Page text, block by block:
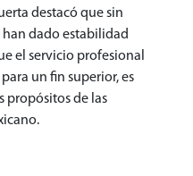
destacó que sin
han dado estabilidad
el servicio profesional
un fin superior, es
propósitos de las